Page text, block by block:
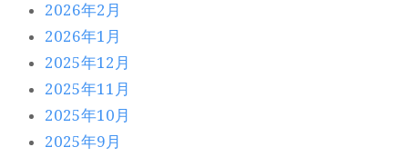
2026年2月
2026年1月
2025年12月
2025年11月
2025年10月
2025年9月